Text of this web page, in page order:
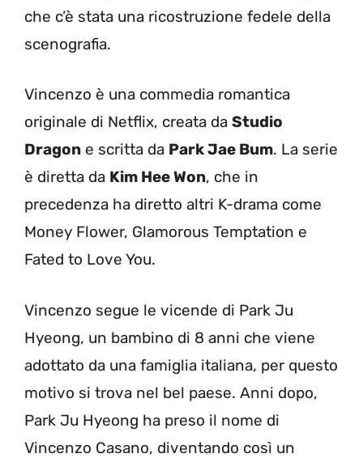
che c’è stata una ricostruzione fedele della
scenografia.
Vincenzo è una commedia romantica
originale di Netflix, creata da Studio
Dragon e scritta da Park Jae Bum. La serie
è diretta da Kim Hee Won, che in
precedenza ha diretto altri K-drama come
Money Flower, Glamorous Temptation e
Fated to Love You.
Vincenzo segue le vicende di Park Ju
Hyeong, un bambino di 8 anni che viene
adottato da una famiglia italiana, per questo
motivo si trova nel bel paese. Anni dopo,
Park Ju Hyeong ha preso il nome di
Vincenzo Casano, diventando così un